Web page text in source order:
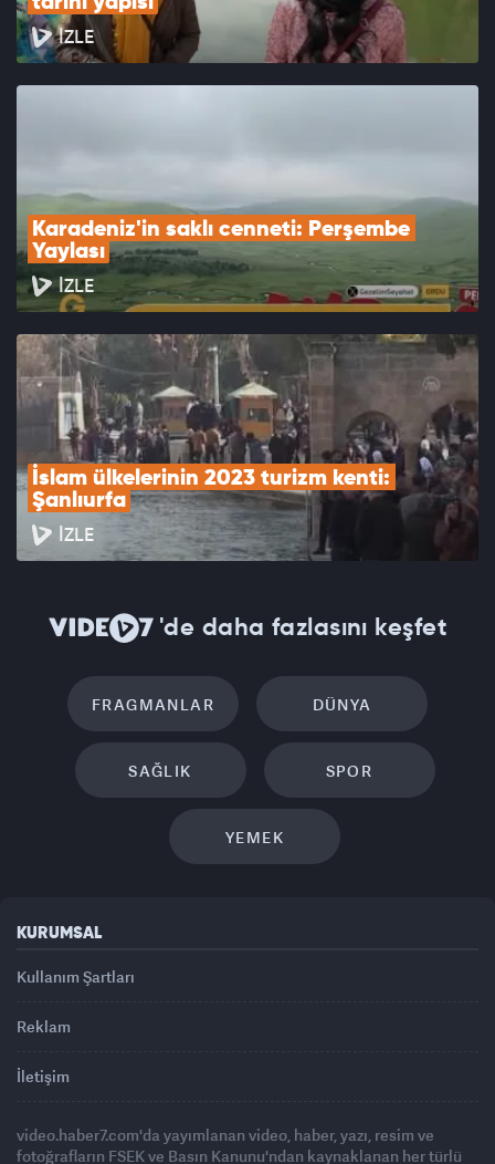
İZLE
Karadeniz'in saklı cenneti: Perşembe
Yaylası
İZLE
İslam ülkelerinin 2023 turizm kenti:
Şanlıurfa
İZLE
'de daha fazlasını keşfet
FRAGMANLAR DÜNYA
SAĞLIK SPOR
YEMEK
KURUMSAL
Kullanım Şartları
Reklam
İletişim
video.haber7.com'da yayımlanan video, haber, yazı, resim ve
fotoğrafların FSEK ve Basın Kanunu'ndan kaynaklanan her türlü